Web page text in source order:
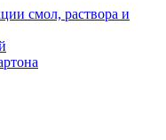
смол, раствора и